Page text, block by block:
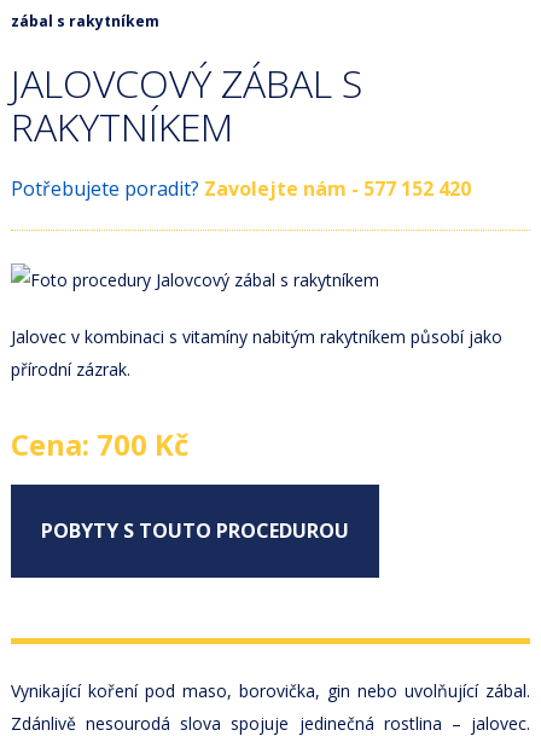
zábal s rakytníkem
JALOVCOVÝ ZÁBAL S
RAKYTNÍKEM
Potřebujete poradit? Zavolejte nám - 577 152 420
Jalovec v kombinaci s vitamíny nabitým rakytníkem působí jako
přírodní zázrak.
Cena: 700 Kč
POBYTY S TOUTO PROCEDUROU
Vynikající koření pod maso, borovička, gin nebo uvolňující zábal.
Zdánlivě nesourodá slova spojuje jedinečná rostlina – jalovec.